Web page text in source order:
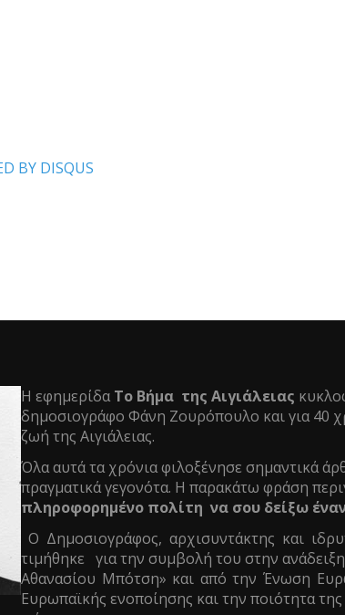
BY DISQUS
Η εφημερίδαΤο Βήμα της Αιγιάλειας
δημοσιογράφο Φάνη Ζουρόπουλο και για 40
ζωή της Αιγιάλειας.
Όλα αυτά τα χρόνια φιλοξένησε σημαντικά
πραγματικά γεγονότα. Η παρακάτω φράση
πληροφορημένο πολίτη να σου δείξω
Ο Δημοσιογράφος, αρχισυντάκτης και
τιμήθηκε για την συμβολή του στην
Αθανασίου Μπότση» και από την Ένωση
Ευρωπαϊκής ενοποίησης και την ποιότητα